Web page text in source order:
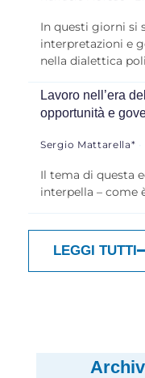
In questi giorni si
interpretazioni e
nella dialettica
Lavoro nell’era
opportunità e
Sergio Mattarella*
Il tema di questa
interpella – come
LEGGI TUTTI